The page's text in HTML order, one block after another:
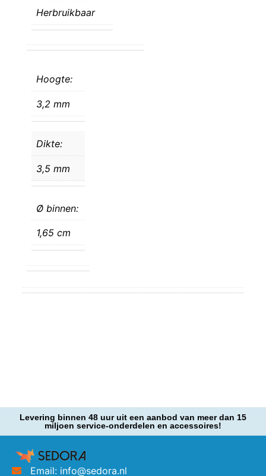
Herbruikbaar
Hoogte:
3,2 mm
Dikte:
3,5 mm
Ø binnen:
1,65 cm
Levering binnen 48 uur uit een aanbod van meer dan 15
miljoen service-onderdelen en accessoires!
Email: info@sedora.nl